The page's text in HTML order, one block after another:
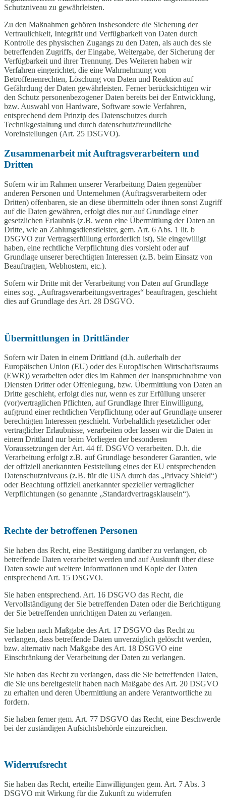
Schutzniveau zu gewährleisten.
Zu den Maßnahmen gehören insbesondere die Sicherung der
Vertraulichkeit, Integrität und Verfügbarkeit von Daten durch
Kontrolle des physischen Zugangs zu den Daten, als auch des sie
betreffenden Zugriffs, der Eingabe, Weitergabe, der Sicherung der
Verfügbarkeit und ihrer Trennung. Des Weiteren haben wir
Verfahren eingerichtet, die eine Wahrnehmung von
Betroffenenrechten, Löschung von Daten und Reaktion auf
Gefährdung der Daten gewährleisten. Ferner berücksichtigen wir
den Schutz personenbezogener Daten bereits bei der Entwicklung,
bzw. Auswahl von Hardware, Software sowie Verfahren,
entsprechend dem Prinzip des Datenschutzes durch
Technikgestaltung und durch datenschutzfreundliche
Voreinstellungen (Art. 25 DSGVO).
Zusammenarbeit mit Auftragsverarbeitern und
Dritten
Sofern wir im Rahmen unserer Verarbeitung Daten gegenüber
anderen Personen und Unternehmen (Auftragsverarbeitern oder
Dritten) offenbaren, sie an diese übermitteln oder ihnen sonst Zugriff
auf die Daten gewähren, erfolgt dies nur auf Grundlage einer
gesetzlichen Erlaubnis (z.B. wenn eine Übermittlung der Daten an
Dritte, wie an Zahlungsdienstleister, gem. Art. 6 Abs. 1 lit. b
DSGVO zur Vertragserfüllung erforderlich ist), Sie eingewilligt
haben, eine rechtliche Verpflichtung dies vorsieht oder auf
Grundlage unserer berechtigten Interessen (z.B. beim Einsatz von
Beauftragten, Webhostern, etc.).
Sofern wir Dritte mit der Verarbeitung von Daten auf Grundlage
eines sog. „Auftragsverarbeitungsvertrages“ beauftragen, geschieht
dies auf Grundlage des Art. 28 DSGVO.
Übermittlungen in Drittländer
Sofern wir Daten in einem Drittland (d.h. außerhalb der
Europäischen Union (EU) oder des Europäischen Wirtschaftsraums
(EWR)) verarbeiten oder dies im Rahmen der Inanspruchnahme von
Diensten Dritter oder Offenlegung, bzw. Übermittlung von Daten an
Dritte geschieht, erfolgt dies nur, wenn es zur Erfüllung unserer
(vor)vertraglichen Pflichten, auf Grundlage Ihrer Einwilligung,
aufgrund einer rechtlichen Verpflichtung oder auf Grundlage unserer
berechtigten Interessen geschieht. Vorbehaltlich gesetzlicher oder
vertraglicher Erlaubnisse, verarbeiten oder lassen wir die Daten in
einem Drittland nur beim Vorliegen der besonderen
Voraussetzungen der Art. 44 ff. DSGVO verarbeiten. D.h. die
Verarbeitung erfolgt z.B. auf Grundlage besonderer Garantien, wie
der offiziell anerkannten Feststellung eines der EU entsprechenden
Datenschutzniveaus (z.B. für die USA durch das „Privacy Shield“)
oder Beachtung offiziell anerkannter spezieller vertraglicher
Verpflichtungen (so genannte „Standardvertragsklauseln“).
Rechte der betroffenen Personen
Sie haben das Recht, eine Bestätigung darüber zu verlangen, ob
betreffende Daten verarbeitet werden und auf Auskunft über diese
Daten sowie auf weitere Informationen und Kopie der Daten
entsprechend Art. 15 DSGVO.
Sie haben entsprechend. Art. 16 DSGVO das Recht, die
Vervollständigung der Sie betreffenden Daten oder die Berichtigung
der Sie betreffenden unrichtigen Daten zu verlangen.
Sie haben nach Maßgabe des Art. 17 DSGVO das Recht zu
verlangen, dass betreffende Daten unverzüglich gelöscht werden,
bzw. alternativ nach Maßgabe des Art. 18 DSGVO eine
Einschränkung der Verarbeitung der Daten zu verlangen.
Sie haben das Recht zu verlangen, dass die Sie betreffenden Daten,
die Sie uns bereitgestellt haben nach Maßgabe des Art. 20 DSGVO
zu erhalten und deren Übermittlung an andere Verantwortliche zu
fordern.
Sie haben ferner gem. Art. 77 DSGVO das Recht, eine Beschwerde
bei der zuständigen Aufsichtsbehörde einzureichen.
Widerrufsrecht
Sie haben das Recht, erteilte Einwilligungen gem. Art. 7 Abs. 3
DSGVO mit Wirkung für die Zukunft zu widerrufen